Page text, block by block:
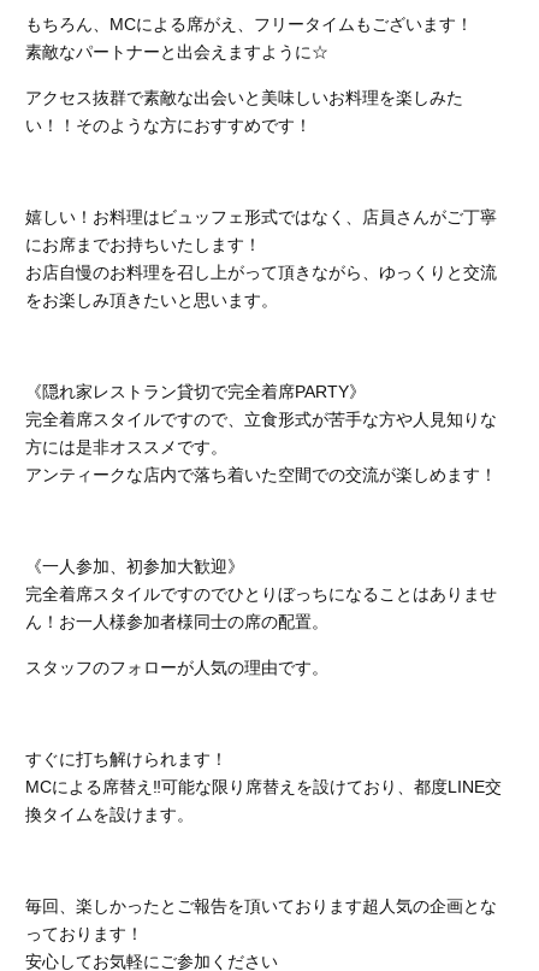
もちろん、MCによる席がえ、フリータイムもございます！
素敵なパートナーと出会えますように☆
アクセス抜群で素敵な出会いと美味しいお料理を楽しみた
い！！そのような方におすすめです！
嬉しい！お料理はビュッフェ形式ではなく、店員さんがご丁寧
にお席までお持ちいたします！
お店自慢のお料理を召し上がって頂きながら、ゆっくりと交流
をお楽しみ頂きたいと思います。
《隠れ家レストラン貸切で完全着席PARTY》
完全着席スタイルですので、立食形式が苦手な方や人見知りな
方には是非オススメです。
アンティークな店内で落ち着いた空間での交流が楽しめます！
《一人参加、初参加大歓迎》
完全着席スタイルですのでひとりぼっちになることはありませ
ん！お一人様参加者様同士の席の配置。
スタッフのフォローが人気の理由です。
すぐに打ち解けられます！
MCによる席替え‼︎可能な限り席替えを設けており、都度LINE交
換タイムを設けます。
毎回、楽しかったとご報告を頂いております超人気の企画とな
っております！
安心してお気軽にご参加ください